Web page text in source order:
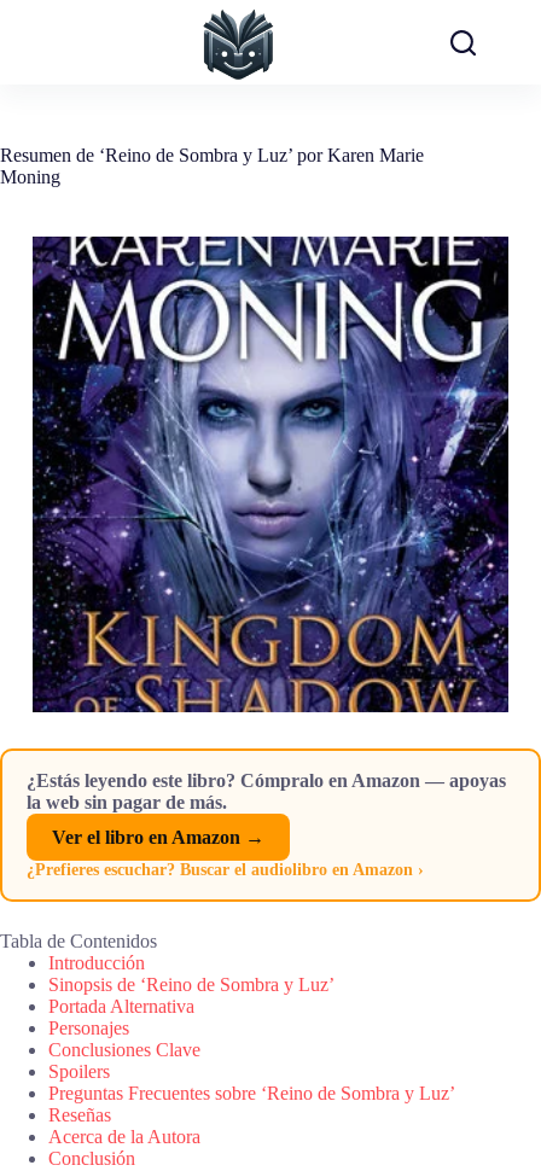
Resumen de ‘Reino de Sombra y Luz’ por Karen Marie
Moning
¿Estás leyendo este libro? Cómpralo en Amazon — apoyas
la web sin pagar de más.
Ver el libro en Amazon →
¿Prefieres escuchar? Buscar el audiolibro en Amazon ›
Tabla de Contenidos
Introducción
Sinopsis de ‘Reino de Sombra y Luz’
Portada Alternativa
Personajes
Conclusiones Clave
Spoilers
Preguntas Frecuentes sobre ‘Reino de Sombra y Luz’
Reseñas
Acerca de la Autora
Conclusión